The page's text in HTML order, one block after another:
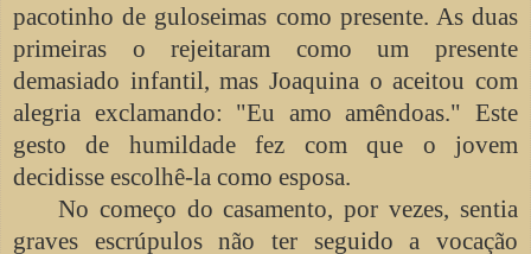
pacotinho de guloseimas como presente. As duas
primeiras o rejeitaram como um presente
demasiado infantil, mas Joaquina o aceitou com
alegria exclamando: "Eu amo amêndoas." Este
gesto de humildade fez com que o jovem
decidisse escolhê-la como esposa.
No começo do casamento, por vezes, sentia
graves escrúpulos não ter seguido a vocação